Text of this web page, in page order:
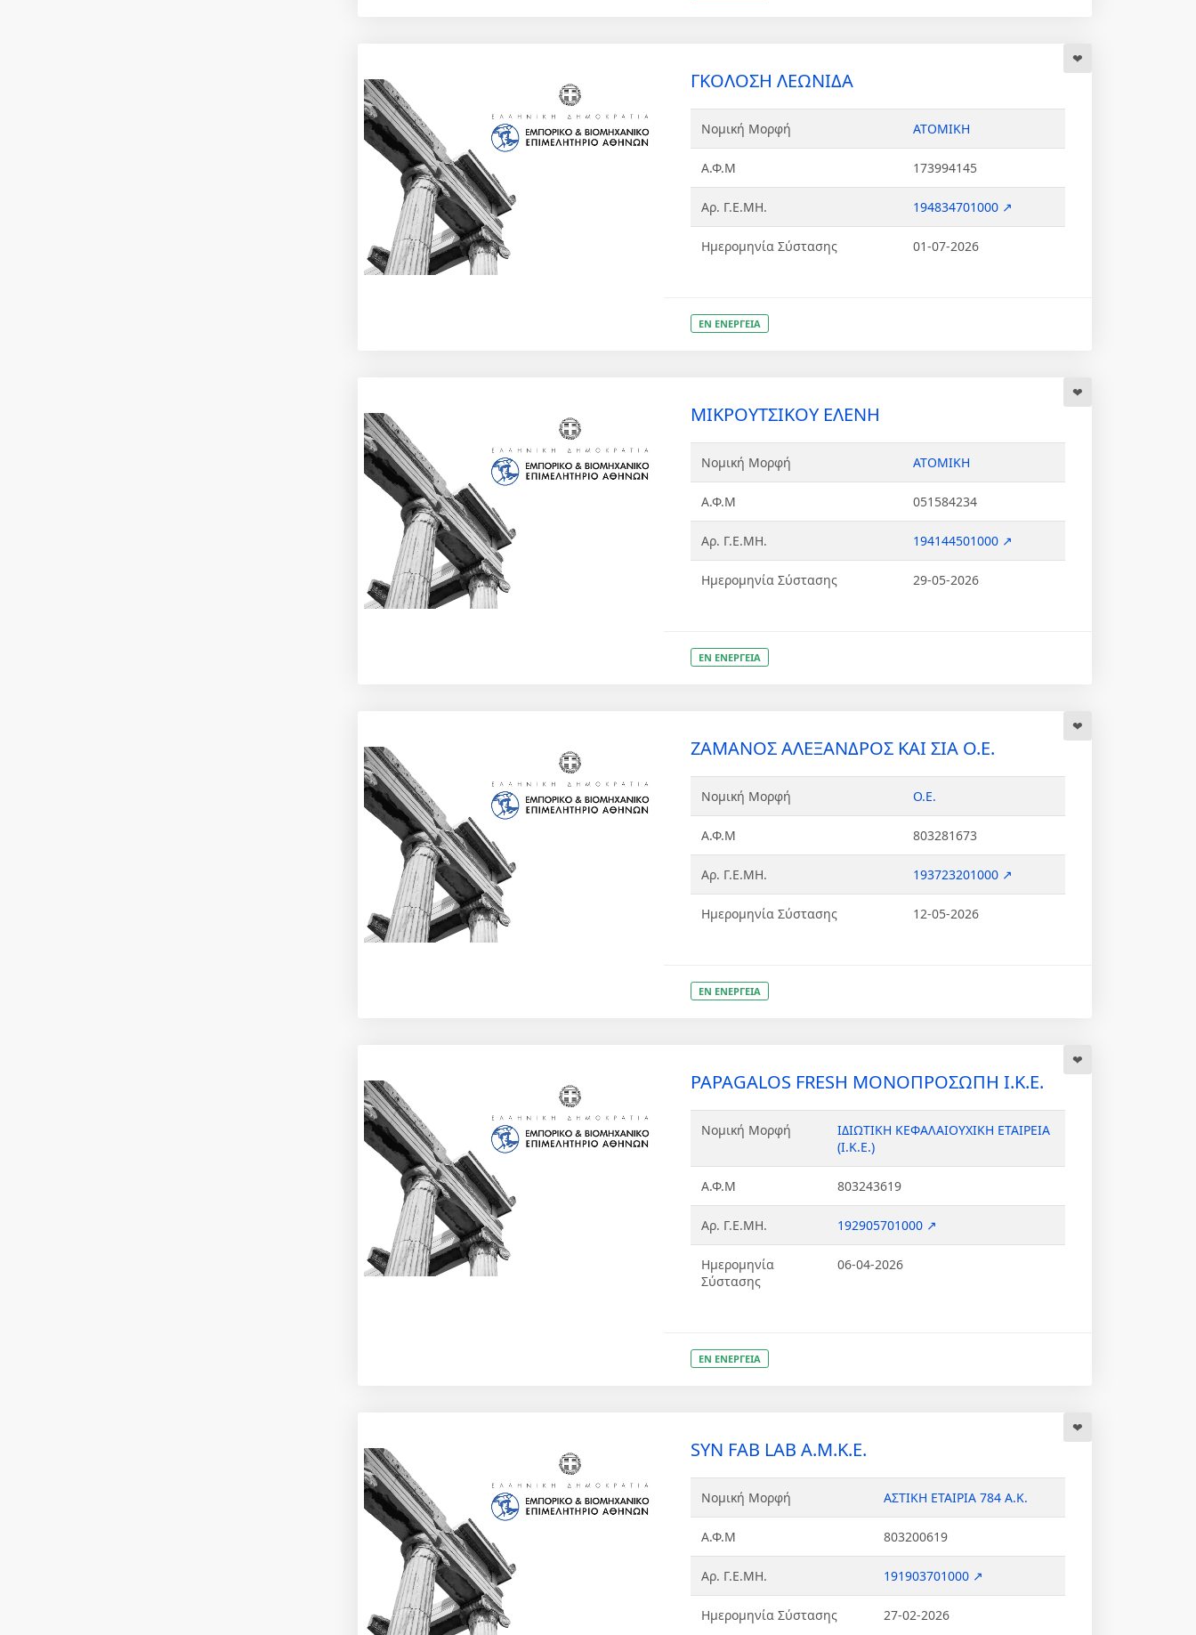
ΓΚΟΛΟΣΗ ΛΕΩΝΙΔΑ
Νομική Μορφή ΑΤΟΜΙΚΗ
Α.Φ.Μ 173994145
Αρ. Γ.Ε.ΜΗ. 194834701000 ↗
Ημερομηνία Σύστασης 01-07-2026
ΕΝ ΕΝΕΡΓΕΙΑ
ΜΙΚΡΟΥΤΣΙΚΟΥ ΕΛΕΝΗ
Νομική Μορφή ΑΤΟΜΙΚΗ
Α.Φ.Μ 051584234
Αρ. Γ.Ε.ΜΗ. 194144501000 ↗
Ημερομηνία Σύστασης 29-05-2026
ΕΝ ΕΝΕΡΓΕΙΑ
ΖΑΜΑΝΟΣ ΑΛΕΞΑΝΔΡΟΣ ΚΑΙ ΣΙΑ Ο.Ε.
Νομική Μορφή Ο.Ε.
Α.Φ.Μ 803281673
Αρ. Γ.Ε.ΜΗ. 193723201000 ↗
Ημερομηνία Σύστασης 12-05-2026
ΕΝ ΕΝΕΡΓΕΙΑ
PAPAGALOS FRESH ΜΟΝΟΠΡΟΣΩΠΗ Ι.Κ.Ε.
Νομική Μορφή
ΙΔΙΩΤΙΚΗ ΚΕΦΑΛΑΙΟΥΧΙΚΗ ΕΤΑΙΡΕΙΑ
(Ι.Κ.Ε.)
Α.Φ.Μ 803243619
Αρ. Γ.Ε.ΜΗ. 192905701000 ↗
Ημερομηνία
Σύστασης
06-04-2026
ΕΝ ΕΝΕΡΓΕΙΑ
SYN FAB LAB Α.Μ.Κ.Ε.
Νομική Μορφή ΑΣΤΙΚΗ ΕΤΑΙΡΙΑ 784 Α.Κ.
Α.Φ.Μ 803200619
Αρ. Γ.Ε.ΜΗ. 191903701000 ↗
Ημερομηνία Σύστασης 27-02-2026